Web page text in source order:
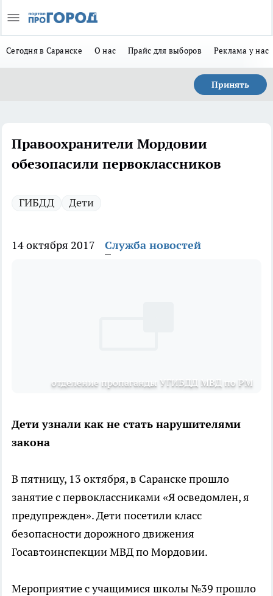
Сегодня в Саранске О нас Прайс для выборов Реклама у нас
Принять
Правоохранители Мордовии
обезопасили первоклассников
ГИБДД Дети
14 октября 2017 Служба новостей
отделение пропаганды УГИБДД МВД по РМ
Дети узнали как не стать нарушителями
закона
В пятницу, 13 октября, в Саранске прошло
занятие с первоклассниками «Я осведомлен, я
предупрежден». Дети посетили класс
безопасности дорожного движения
Госавтоинспекции МВД по Мордовии.
Мероприятие с учащимися школы №39 прошло